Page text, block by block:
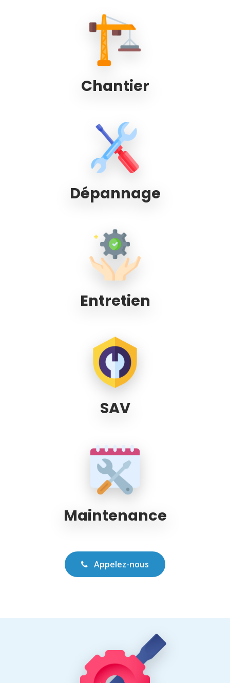
Chantier
Dépannage
Entretien
SAV
Maintenance
Appelez-nous